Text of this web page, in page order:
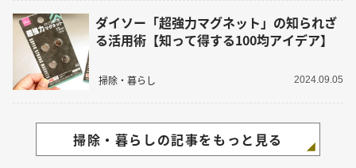
ダイソー「超強力マグネット」の知られざ
る活用術【知って得する100均アイデア】
掃除・暮らし 2024.09.05
掃除・暮らしの記事をもっと見る